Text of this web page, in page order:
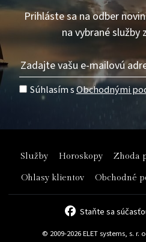
Prihláste sa na odber
na vybrané služby
Súhlasím sObchodnými
Služby Horoskopy Zhoda
Ohlasy klientov Obchodné
Staňte sa
© 2009-2026 ELET systems, s. r.